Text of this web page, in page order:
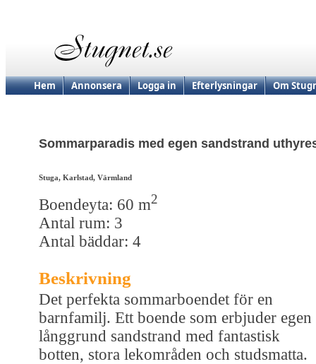
Hem Annonsera Logga in Efterlysningar Om
Sommarparadis med egen sandstrand
Stuga, Karlstad, Värmland
Boendeyta: 60 m2
Antal rum: 3
Antal bäddar: 4
Beskrivning
Det perfekta sommarboendet för en
barnfamilj. Ett boende som erbjuder egen
långgrund sandstrand med fantastisk
botten, stora lekområden och studsmatta.